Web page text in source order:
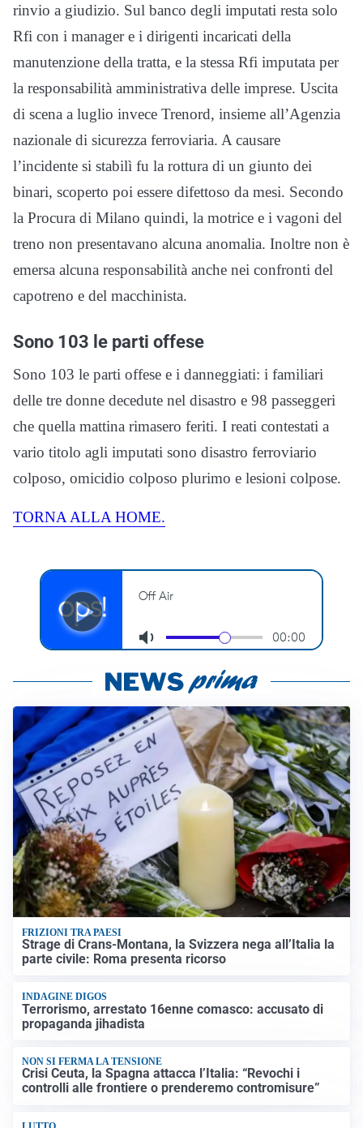
rinvio a giudizio. Sul banco degli imputati resta solo
Rfi con i manager e i dirigenti incaricati della
manutenzione della tratta, e la stessa Rfi imputata per
la responsabilità amministrativa delle imprese. Uscita
di scena a luglio invece Trenord, insieme all’Agenzia
nazionale di sicurezza ferroviaria. A causare
l’incidente si stabilì fu la rottura di un giunto dei
binari, scoperto poi essere difettoso da mesi. Secondo
la Procura di Milano quindi, la motrice e i vagoni del
treno non presentavano alcuna anomalia. Inoltre non è
emersa alcuna responsabilità anche nei confronti del
capotreno e del macchinista.
Sono 103 le parti offese
Sono 103 le parti offese e i danneggiati: i familiari
delle tre donne decedute nel disastro e 98 passeggeri
che quella mattina rimasero feriti. I reati contestati a
vario titolo agli imputati sono disastro ferroviario
colposo, omicidio colposo plurimo e lesioni colpose.
TORNA ALLA HOME.
FRIZIONI TRA PAESI
Strage di Crans-Montana, la Svizzera nega all’Italia la
parte civile: Roma presenta ricorso
INDAGINE DIGOS
Terrorismo, arrestato 16enne comasco: accusato di
propaganda jihadista
NON SI FERMA LA TENSIONE
Crisi Ceuta, la Spagna attacca l’Italia: “Revochi i
controlli alle frontiere o prenderemo contromisure”